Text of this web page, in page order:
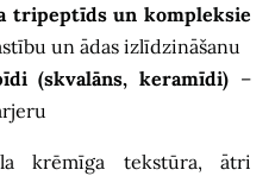
tripeptīds un kompleksie
un ādas izlīdzināšanu
(skvalāns, keramīdi) –
krēmīga tekstūra, ātri